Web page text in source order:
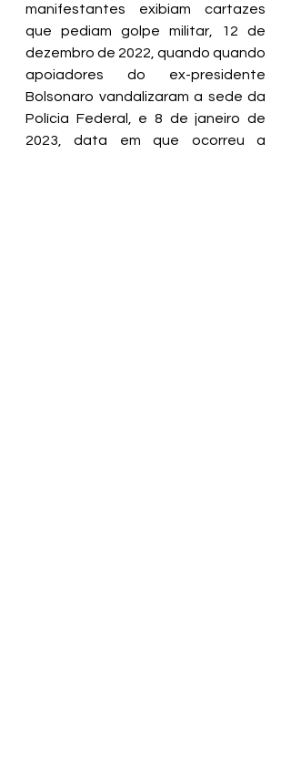
manifestantes exibiam cartazes
que pediam golpe militar, 12 de
dezembro de 2022, quando quando
apoiadores do ex-presidente
Bolsonaro vandalizaram a sede da
Polícia Federal, e 8 de janeiro de
2023, data em que ocorreu a